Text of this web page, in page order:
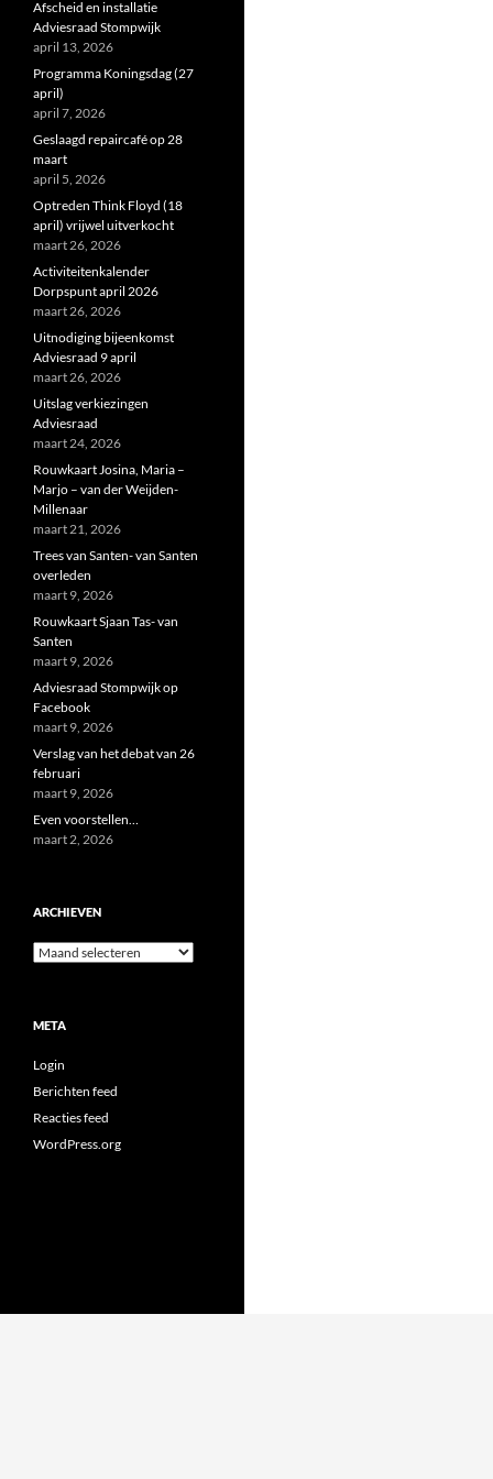
Afscheid en installatie
Adviesraad Stompwijk
april 13, 2026
Programma Koningsdag (27
april)
april 7, 2026
Geslaagd repaircafé op 28
maart
april 5, 2026
Optreden Think Floyd (18
april) vrijwel uitverkocht
maart 26, 2026
Activiteitenkalender
Dorpspunt april 2026
maart 26, 2026
Uitnodiging bijeenkomst
Adviesraad 9 april
maart 26, 2026
Uitslag verkiezingen
Adviesraad
maart 24, 2026
Rouwkaart Josina, Maria –
Marjo – van der Weijden-
Millenaar
maart 21, 2026
Trees van Santen- van Santen
overleden
maart 9, 2026
Rouwkaart Sjaan Tas- van
Santen
maart 9, 2026
Adviesraad Stompwijk op
Facebook
maart 9, 2026
Verslag van het debat van 26
februari
maart 9, 2026
Even voorstellen…
maart 2, 2026
ARCHIEVEN
Archieven
META
Login
Berichten feed
Reacties feed
WordPress.org